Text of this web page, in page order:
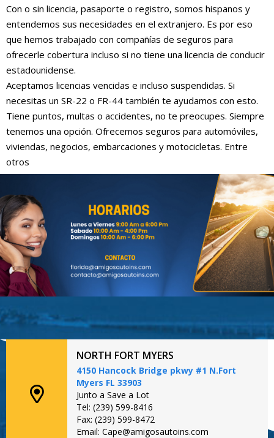
Con o sin licencia, pasaporte o registro, somos hispanos y
entendemos sus necesidades en el extranjero. Es por eso
que hemos trabajado con compañías de seguros para
ofrecerle cobertura incluso si no tiene una licencia de conducir
estadounidense.
Aceptamos licencias vencidas e incluso suspendidas. Si
necesitas un SR-22 o FR-44 también te ayudamos con esto.
Tiene puntos, multas o accidentes, no te preocupes. Siempre
tenemos una opción. Ofrecemos seguros para automóviles,
viviendas, negocios, embarcaciones y motocicletas. Entre
otros
NORTH FORT MYERS
4150 Hancock Bridge pkwy #1 N.Fort
Myers FL 33903
Junto a Save a Lot
Tel: (239) 599-8416
Fax: (239) 599-8472
Email: Cape@amigosautoins.com